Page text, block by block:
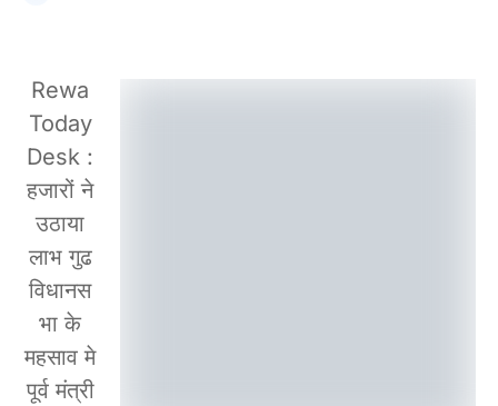
Rewa
Today
Desk :
हजारों ने
उठाया
लाभ गुढ
विधानस
भा के
महसाव मे
पूर्व मंत्री